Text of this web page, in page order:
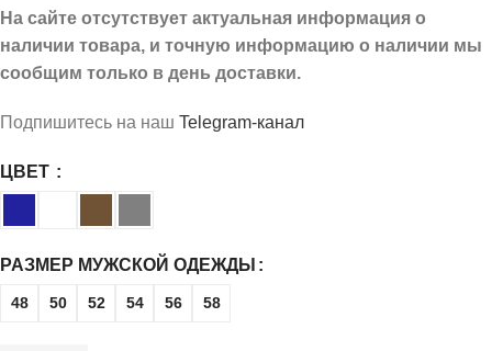
На сайте отсутствует актуальная информация о
наличии товара, и точную информацию о наличии мы
сообщим только в день доставки.
Подпишитесь на наш Telegram-канал
ЦВЕТ
РАЗМЕР МУЖСКОЙ ОДЕЖДЫ
48 50 52 54 56 58